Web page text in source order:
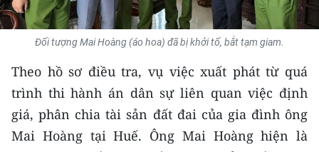
BẠN ĐỌC
TRI THỨC CHUYÊN SÂU
54 DÂN TỘC VIỆT NAM
Đối tượng Mai Hoàng (áo hoa) đã bị khởi tố, bắt tạm giam.
Theo hồ sơ điều tra, vụ việc xuất phát từ quá
trình thi hành án dân sự liên quan việc định
giá, phân chia tài sản đất đai của gia đình ông
Mai Hoàng tại Huế. Ông Mai Hoàng hiện là